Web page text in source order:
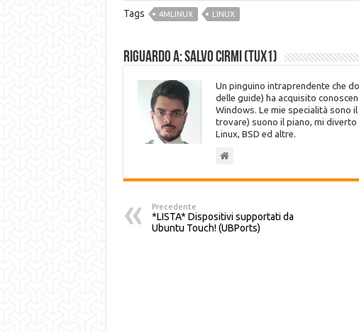
Tags 4MLINUX LINUX
Riguardo a: Salvo Cirmi (Tux1)
Un pinguino intraprendente che
delle guide) ha acquisito
Windows. Le mie specialità sono
trovare) suono il piano, mi
Linux, BSD ed altre.
Precedente
*LISTA* Dispositivi supportati da
Ubuntu Touch! (UBPorts)